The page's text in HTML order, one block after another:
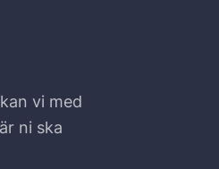
vi med
ni ska